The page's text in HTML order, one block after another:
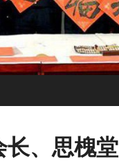
、思槐堂